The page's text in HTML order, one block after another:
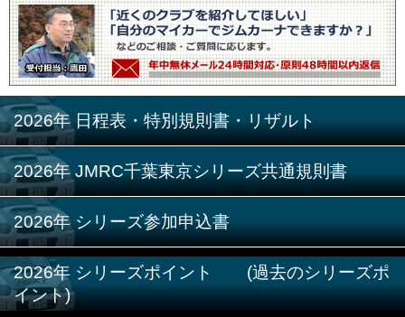
2026年 日程表・特別規則書・リザルト
2026年 JMRC千葉東京シリーズ共通規則書
2026年 シリーズ参加申込書
2026年 シリーズポイント (過去のシリーズポ
イント)